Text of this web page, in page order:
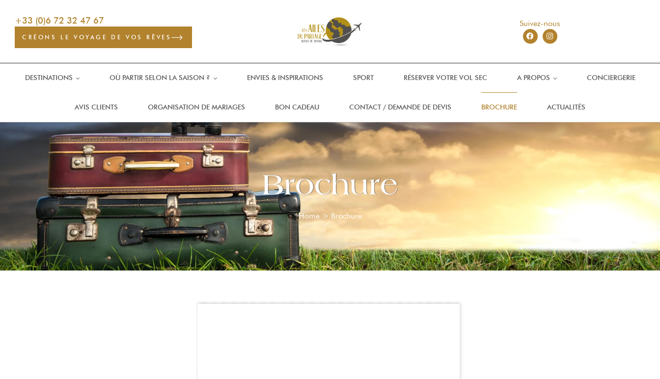
+33 (0)6 72 32 47 67
CRÉONS LE VOYAGE DE VOS RÊVES
Suivez-nous
DESTINATIONS OÙ PARTIR SELON LA SAISON ? ENVIES & INSPIRATIONS SPORT RÉSERVER VOTRE VOL SEC A PROPOS CONCIERGERIE
AVIS CLIENTS ORGANISATION DE MARIAGES BON CADEAU CONTACT / DEMANDE DE DEVIS BROCHURE ACTUALITÉS
Brochure
Home> Brochure